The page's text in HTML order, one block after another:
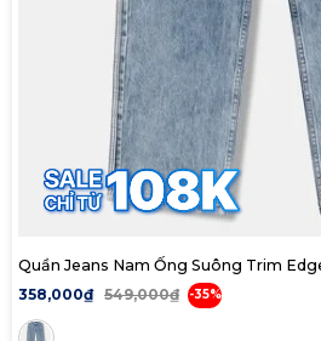
Quần Jeans Nam Ống Suông Trim
358,000₫ 549,000₫ -35%